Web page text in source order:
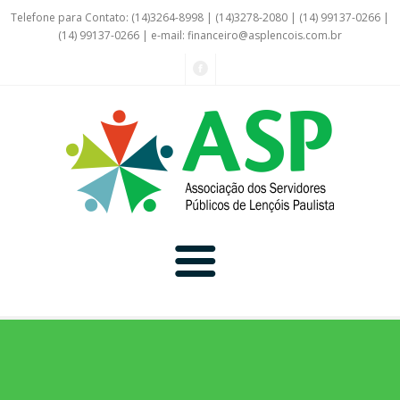
Telefone para Contato: (14)3264-8998 | (14)3278-2080 | (14) 99137-0266 |
(14) 99137-0266 | e-mail: financeiro@asplencois.com.br
Convênio Online